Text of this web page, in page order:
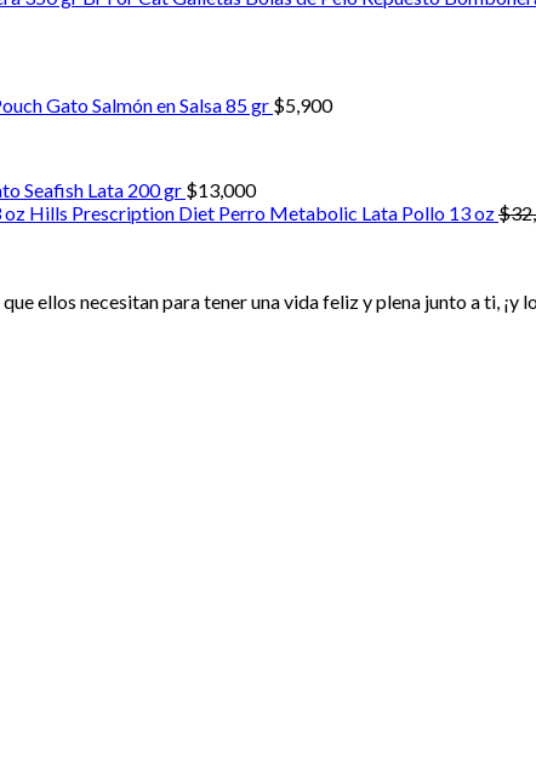
Gato Salmón en Salsa 85 gr $5,900
Seafish Lata 200 gr $13,000
Hills Prescription Diet Perro Metabolic Lata Pollo 13 oz$
ellos necesitan para tener una vida feliz y plena junto a ti,